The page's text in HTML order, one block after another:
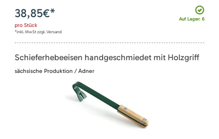
Auf Lager: 6
38,85€*
pro Stück
*inkl. MwSt zzgl. Versand
Schieferhebeeisen handgeschmiedet mit Holzgriff
sächsische Produktion / Adner